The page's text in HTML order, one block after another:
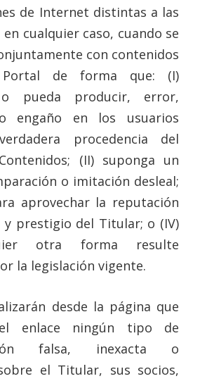
de Internet distintas a las
cualquier caso, cuando se
con contenidos
de forma que: (I)
o pueda producir, error,
engaño en los usuarios
procedencia del
(II) suponga un
o imitación desleal;
aprovechar la reputación
y prestigio del Titular; o (IV)
otra forma resulte
la legislación vigente.
desde la página que
enlace ningún tipo de
falsa, inexacta o
el Titular, sus socios,